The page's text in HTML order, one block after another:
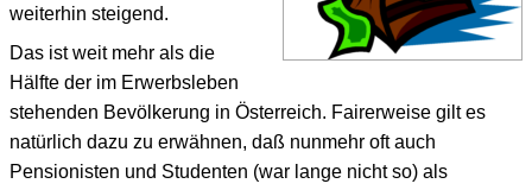
Geldmarie Immobilien
Kleingeld Kredite Spartipps
Steuern Urlaub Versicherungen
weiterhin steigend.
Das ist weit mehr als die
Hälfte der im Erwerbsleben
stehenden Bevölkerung in Österreich. Fairerweise gilt es
natürlich dazu zu erwähnen, daß nunmehr oft auch
Pensionisten und Studenten (war lange nicht so) als